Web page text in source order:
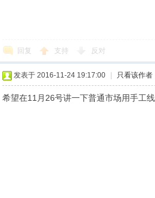
回复 支持 反对
发表于 2016-11-24 19:17:00 只看该作者
希望在11月26号讲一下普通市场用手工